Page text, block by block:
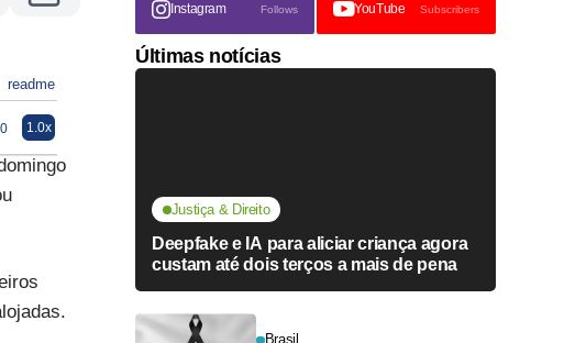
readme
1.0x
Instagram Follows YouTube Subscribers
Últimas notícias
Justiça & Direito
Deepfake e IA para aliciar criança agora
custam até dois terços a mais de pena
Brasil